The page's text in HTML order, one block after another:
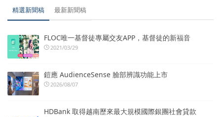
精選新聞稿 最新新聞稿
FLOC唯一基督徒專屬交友APP，基督徒的新福音
2021/03/29
鎧應 AudienceSense 臉部辨識功能上市
2026/08/07
HDBank 取得越南歷來最大規模國際銀團社會貸款